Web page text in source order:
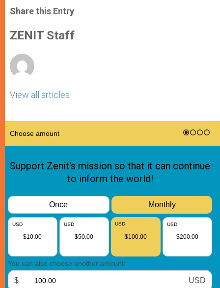
t
s
p
p
s
e
g
e
e
b
o
k
Share this Entry
ZENIT Staff
View all articles